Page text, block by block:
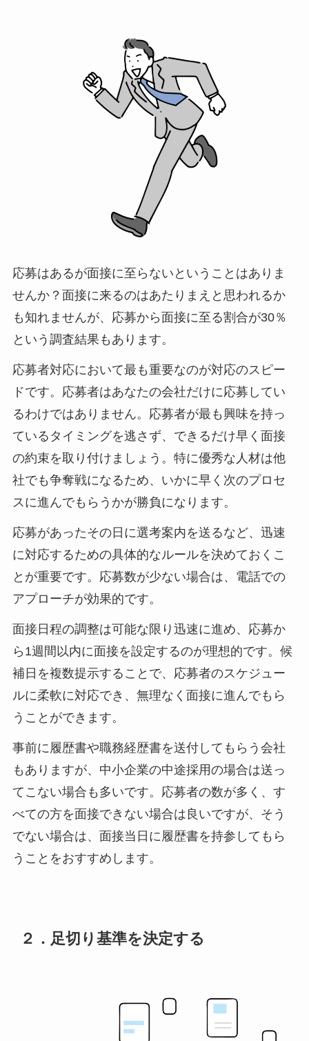
応募はあるが面接に至らないということはありま
せんか？面接に来るのはあたりまえと思われるか
も知れませんが、応募から面接に至る割合が30％
という調査結果もあります。
応募者対応において最も重要なのが対応のスピー
ドです。応募者はあなたの会社だけに応募してい
るわけではありません。応募者が最も興味を持っ
ているタイミングを逃さず、できるだけ早く面接
の約束を取り付けましょう。特に優秀な人材は他
社でも争奪戦になるため、いかに早く次のプロセ
スに進んでもらうかが勝負になります。
応募があったその日に選考案内を送るなど、迅速
に対応するための具体的なルールを決めておくこ
とが重要です。応募数が少ない場合は、電話での
アプローチが効果的です。
面接日程の調整は可能な限り迅速に進め、応募か
ら1週間以内に面接を設定するのが理想的です。候
補日を複数提示することで、応募者のスケジュー
ルに柔軟に対応でき、無理なく面接に進んでもら
うことができます。
事前に履歴書や職務経歴書を送付してもらう会社
もありますが、中小企業の中途採用の場合は送っ
てこない場合も多いです。応募者の数が多く、す
べての方を面接できない場合は良いですが、そう
でない場合は、面接当日に履歴書を持参してもら
うことをおすすめします。
２．足切り基準を決定する